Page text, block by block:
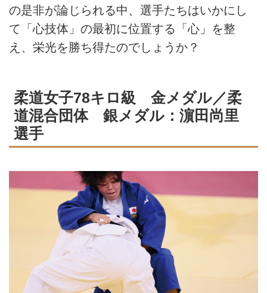
の是非が論じられる中、選手たちはいかにし
て「心技体」の最初に位置する「心」を整
え、栄光を勝ち得たのでしょうか？
柔道女子78キロ級 金メダル／柔
道混合団体 銀メダル：濵田尚里
選手